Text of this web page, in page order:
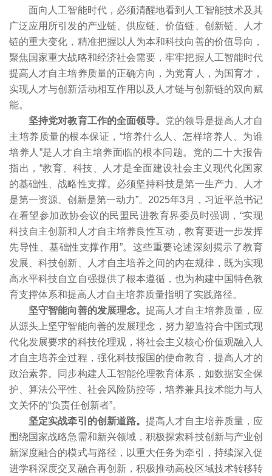
面向人工智能时代，必须清醒地看到人工智能技术及其
广泛应用所引发的产业链、供应链、价值链、创新链、人才
链的重大变化，精准把握以人为本和科技向善的价值导向，
聚焦国家重大战略和经济社会需要，牢牢把握人工智能时代
提高人才自主培养质量的正确方向，为党育人，为国育才，
实现人才与创新活动相互作用以及人才链与创新链的双向赋
能。
坚持党对教育工作的全面领导。 党的领导是提高人才自
主培养质量的根本保证，“培养什么人、怎样培养人、为谁
培养人”是人才自主培养面临的根本问题。党的二十大报告
指出，“教育、科技、人才是全面建设社会主义现代化国家
的基础性、战略性支撑。必须坚持科技是第一生产力、人才
是第一资源、创新是第一动力”。2025年3月，习近平总书记
在看望参加政协会议的民盟民进教育界委员时强调，“实现
科技自主创新和人才自主培养良性互动，教育要进一步发挥
先导性、基础性支撑作用”。这些重要论述深刻揭示了教育
发展、科技创新、人才自主培养之间的内在规律，既为实现
高水平科技自立自强提供了根本遵循，也为构建中国特色教
育支撑体系和提高人才自主培养质量指明了实践路径。
坚守智能向善的发展理念。提高人才自主培养质量，应
从源头上坚守智能向善的发展理念，努力塑造符合中国式现
代化发展要求的科技伦理观，将社会主义核心价值观融入人
才自主培养全过程，强化科技报国的使命教育，提高人才的
政治素养。同步构建人工智能伦理教育体系，如数据安全保
护、算法公平性、社会风险防控等，培养兼具技术能力与人
文关怀的“负责任创新者”。
坚定实战牵引的创新道路。提高人才自主培养质量，应
围绕国家战略急需和新兴领域，积极探索科技创新与产业创
新深度融合的模式与路径，以重大任务为牵引，持续深入促
进学科深度交叉融合再创新，积极推动高校区域技术转移转